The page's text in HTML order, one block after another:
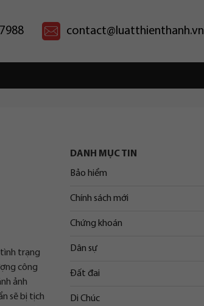
contact@luatthienthanh.vn
tình trạng
công
ảnh
sẽ bị tịch
DANH MỤC TIN
Bảo hiểm
Chính sách mới
Chứng khoán
Dân sự
Đất đai
Di Chúc